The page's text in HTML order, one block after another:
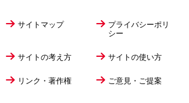
サイトマップ
プライバシーポリ
シー
サイトの考え方 サイトの使い方
リンク・著作権 ご意見・ご提案